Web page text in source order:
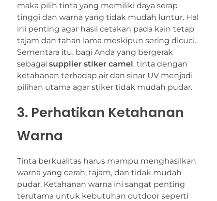
maka pilih tinta yang memiliki daya serap
tinggi dan warna yang tidak mudah luntur. Hal
ini penting agar hasil cetakan pada kain tetap
tajam dan tahan lama meskipun sering dicuci.
Sementara itu, bagi Anda yang bergerak
sebagai supplier stiker camel, tinta dengan
ketahanan terhadap air dan sinar UV menjadi
pilihan utama agar stiker tidak mudah pudar.
3. Perhatikan Ketahanan
Warna
Tinta berkualitas harus mampu menghasilkan
warna yang cerah, tajam, dan tidak mudah
pudar. Ketahanan warna ini sangat penting
terutama untuk kebutuhan outdoor seperti